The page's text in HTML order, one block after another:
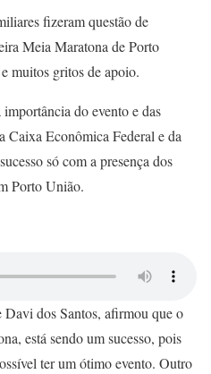
fizeram questão de
Meia Maratona de Porto
muitos gritos de apoio.
do evento e das
Caixa Econômica Federal e da
só com a presença dos
Porto União.
dos Santos, afirmou que o
está sendo um sucesso, pois
ter um ótimo evento. Outro